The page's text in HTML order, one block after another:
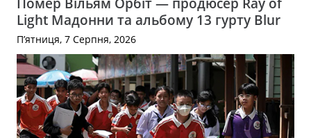
Light Мадонни та альбому 13 гурту Blur
П’ятниця, 7 Серпня, 2026